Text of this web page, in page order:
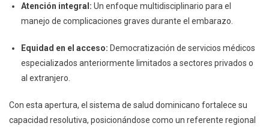
Atención integral: Un enfoque multidisciplinario para el
manejo de complicaciones graves durante el embarazo.
Equidad en el acceso: Democratización de servicios médicos
especializados anteriormente limitados a sectores privados o
al extranjero.
Con esta apertura, el sistema de salud dominicano fortalece su
capacidad resolutiva, posicionándose como un referente regional